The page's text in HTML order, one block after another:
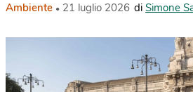
Ambiente 21 luglio 2026 di Simone